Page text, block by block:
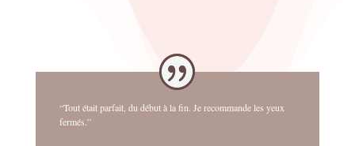
“Tout était parfait, du début à la fin. Je recommande les yeux
fermés.”